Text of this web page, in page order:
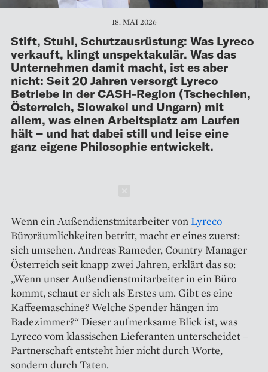
18. MAI 2026
Stift, Stuhl, Schutzausrüstung: Was Lyreco
verkauft, klingt unspektakulär. Was das
Unternehmen damit macht, ist es aber
nicht: Seit 20 Jahren versorgt Lyreco
Betriebe in der CASH-Region (Tschechien,
Österreich, Slowakei und Ungarn) mit
allem, was einen Arbeitsplatz am Laufen
hält – und hat dabei still und leise eine
ganz eigene Philosophie entwickelt.
Wenn ein Außendienstmitarbeiter vonLyreco
Büroräumlichkeiten betritt, macht er eines zuerst:
sich umsehen. Andreas Rameder, Country Manager
Österreich seit knapp zwei Jahren, erklärt das so:
„Wenn unser Außendienstmitarbeiter in ein Büro
kommt, schaut er sich als Erstes um. Gibt es eine
Kaffeemaschine? Welche Spender hängen im
Badezimmer?“ Dieser aufmerksame Blick ist, was
Lyreco vom klassischen Lieferanten unterscheidet –
Partnerschaft entsteht hier nicht durch Worte,
sondern durch Taten.